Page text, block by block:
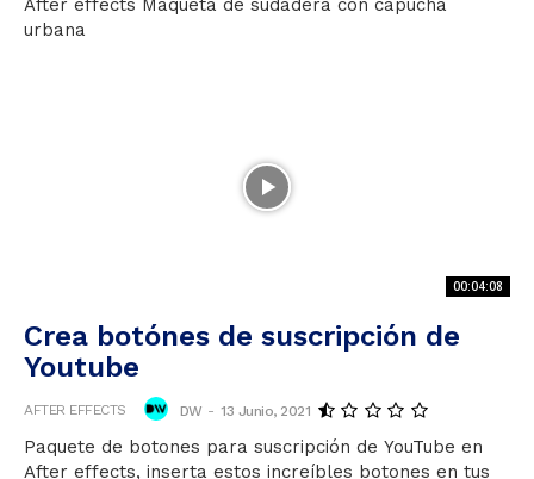
urbana
00:04:08
Crea botónes de suscripción de
Youtube
AFTER EFFECTS DW - 13 Junio, 2021
Paquete de botones para suscripción de YouTube en
After effects, inserta estos increíbles botones en tus